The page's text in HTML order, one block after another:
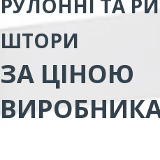
РУЛОННІ ТА
ШТОРИ
ЗА ЦІНОЮ